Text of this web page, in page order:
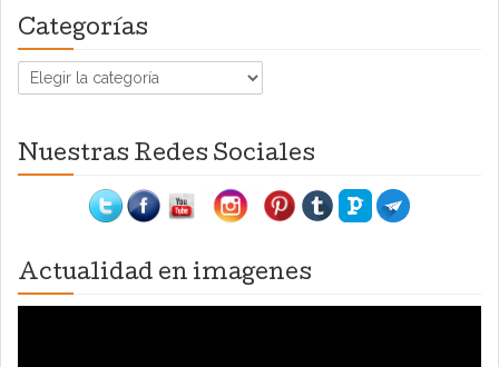
Categorías
Categorías
Nuestras Redes Sociales
Actualidad en imagenes